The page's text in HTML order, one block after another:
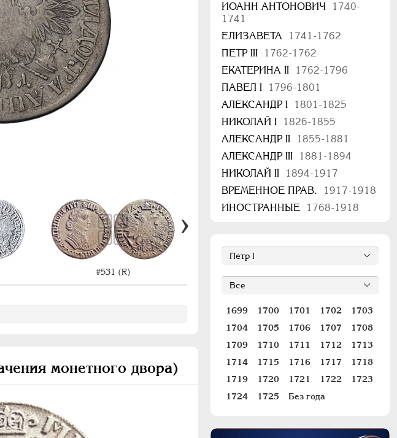
#531 (R)
монетного двора)
ИОАНН АНТОНОВИЧ
1740-
1741
ЕЛИЗАВЕТА
1741-1762
ПЕТР III
1762-1762
ЕКАТЕРИНА II
1762-1796
ПАВЕЛ I
1796-1801
АЛЕКСАНДР I
1801-1825
НИКОЛАЙ I
1826-1855
АЛЕКСАНДР II
1855-1881
АЛЕКСАНДР III
1881-1894
НИКОЛАЙ II
1894-1917
ВРЕМЕННОЕ ПРАВ.
1917-1918
ИНОСТРАННЫЕ
1768-1918
1699 1700 1701 1702
1703
1704
1705 1706 1707
1708
1709
1710 1711 1712
1713
1714
1715 1716 1717
1718
1719
1720 1721 1722
1723
1724
1725 Без года